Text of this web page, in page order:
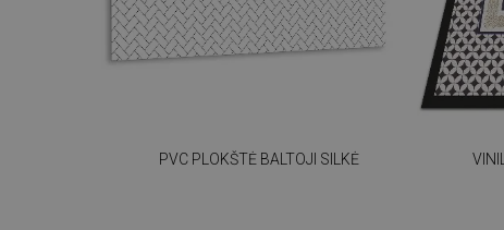
PVC PLOKŠTĖ BALTOJI SILKĖ